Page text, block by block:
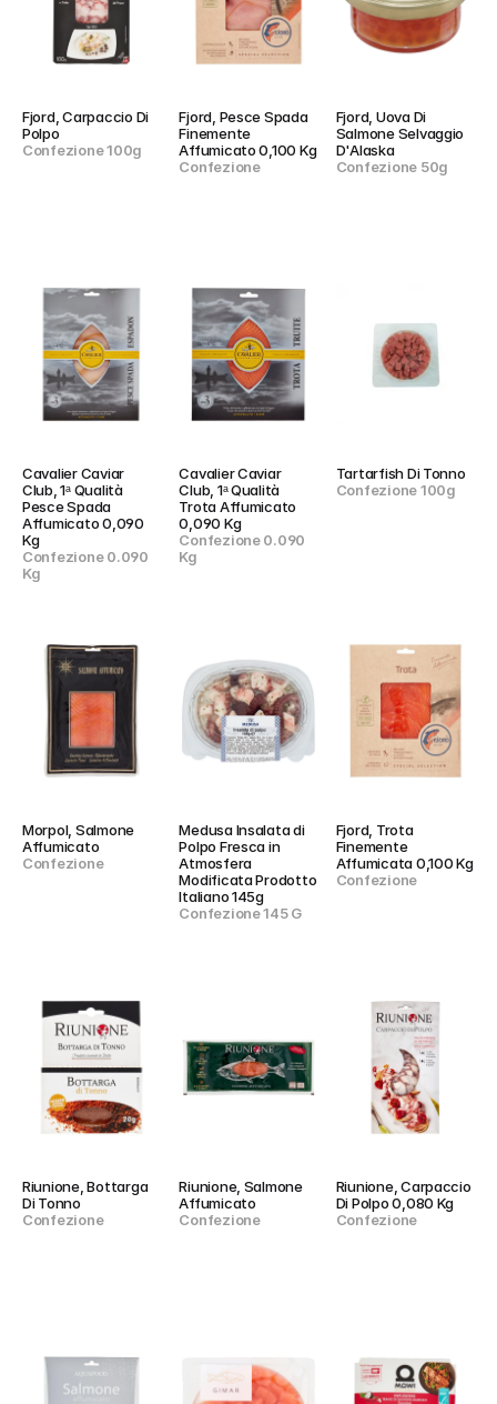
Fjord, Carpaccio Di
Polpo
Confezione 100g
Fjord, Pesce Spada
Finemente
Affumicato 0,100 Kg
Confezione
Fjord, Uova Di
Salmone Selvaggio
D'Alaska
Confezione 50g
Cavalier Caviar
Club, 1ᵃ Qualità
Pesce Spada
Affumicato 0,090
Kg
Confezione 0.090
Kg
Cavalier Caviar
Club, 1ᵃ Qualità
Trota Affumicato
0,090 Kg
Confezione 0.090
Kg
Tartarfish Di Tonno
Confezione 100g
Morpol, Salmone
Affumicato
Confezione
Medusa Insalata di
Polpo Fresca in
Atmosfera
Modificata Prodotto
Italiano 145g
Confezione 145 G
Fjord, Trota
Finemente
Affumicata 0,100 Kg
Confezione
Riunione, Bottarga
Di Tonno
Confezione
Riunione, Salmone
Affumicato
Confezione
Riunione, Carpaccio
Di Polpo 0,080 Kg
Confezione